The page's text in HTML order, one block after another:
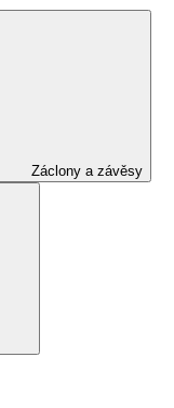
Záclony a závěsy